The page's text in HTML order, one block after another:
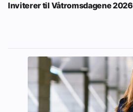
Inviterer til Våtromsdagene 2026